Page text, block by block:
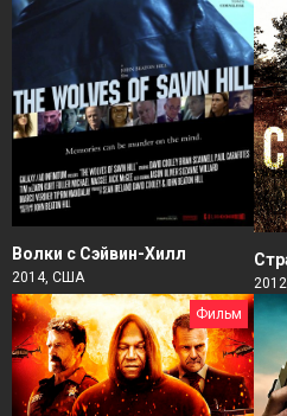
Волки с Сэйвин-Хилл
2014, США
Фильм